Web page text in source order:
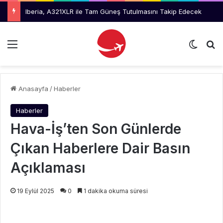
Alpagut, AKINCI’dan İlk Test Atışında Hedefi Tam İsabetle Vurdu
Menü Dış
Anasayfa /Haberler
Haberler
Hava-İş’ten Son Günlerde
Çıkan Haberlere Dair Basın
Açıklaması
19 Eylül 2025 0 1 dakika okuma süresi